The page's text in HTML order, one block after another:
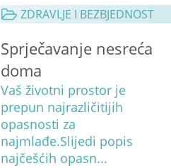
ZDRAVLJE I BEZBJEDNOST
Sprječavanje nesreća
doma
Vaš životni prostor je
prepun najrazličitijih
opasnosti za
najmlađe.Slijedi popis
najčešćih opasn...